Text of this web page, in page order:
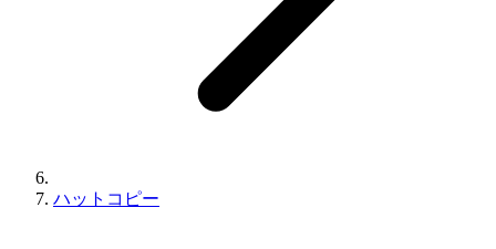
ハットコピー